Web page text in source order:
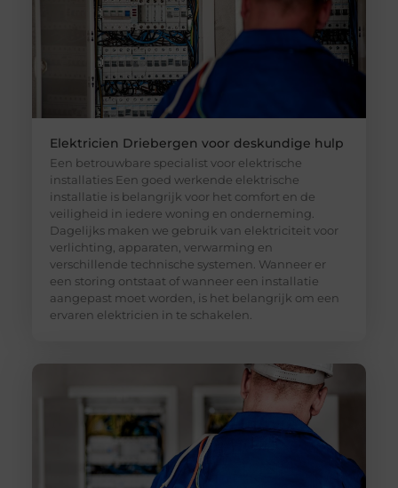
Elektricien Driebergen voor deskundige hulp
Een betrouwbare specialist voor elektrische
installaties Een goed werkende elektrische
installatie is belangrijk voor het comfort en de
veiligheid in iedere woning en onderneming.
Dagelijks maken we gebruik van elektriciteit voor
verlichting, apparaten, verwarming en
verschillende technische systemen. Wanneer er
een storing ontstaat of wanneer een installatie
aangepast moet worden, is het belangrijk om een
ervaren elektricien in te schakelen.